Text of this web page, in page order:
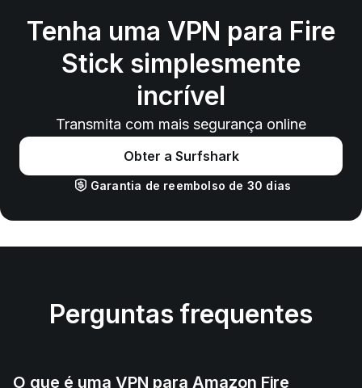
Tenha uma VPN para Fire
Stick simplesmente
incrível
Transmita com mais segurança online
Obter a Surfshark
Garantia de reembolso de 30 dias
Perguntas frequentes
O que é uma VPN para Amazon Fire